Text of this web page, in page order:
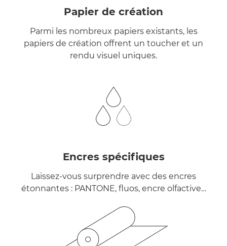
Papier de création
Parmi les nombreux papiers existants, les
papiers de création offrent un toucher et un
rendu visuel uniques.
Encres spécifiques
Laissez-vous surprendre avec des encres
étonnantes : PANTONE, fluos, encre olfactive…